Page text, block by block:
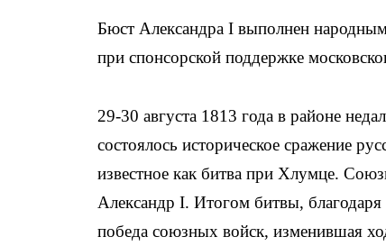
Бюст Александра I выполнен
при спонсорской поддержке
29-30 августа 1813 года в районе
состоялось историческое сражение
известное как битва при Хлумце.
Александр I. Итогом битвы, благодаря
победа союзных войск, изменившая